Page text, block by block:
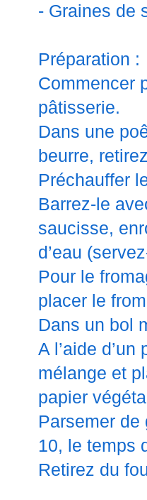
- Graines de
Préparation :
Commencer
pâtisserie.
Dans une
beurre,
Préchauffer
Barrez-le
saucisse,
d’eau
Pour le
placer le
Dans un bol
A l’aide
mélange et
papier
Parsemer de
10, le temps
Retirez du